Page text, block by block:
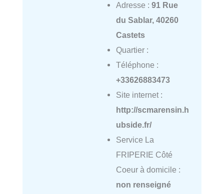
Adresse : 91 Rue
du Sablar, 40260
Castets
Quartier :
Téléphone :
+33626883473
Site internet :
http://scmarensin.h
ubside.fr/
Service La
FRIPERIE Côté
Coeur à domicile :
non renseigné